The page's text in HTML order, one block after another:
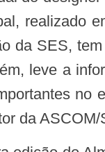
realizado
da SES,
leve a
no
da ASCOM/